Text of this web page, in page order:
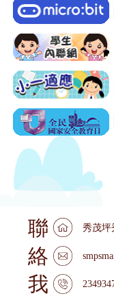
聯 秀茂坪
絡
我